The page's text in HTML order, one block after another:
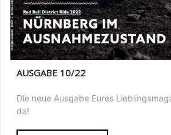
AUSGABE 10/22
Die neue Ausgabe Eures
da!